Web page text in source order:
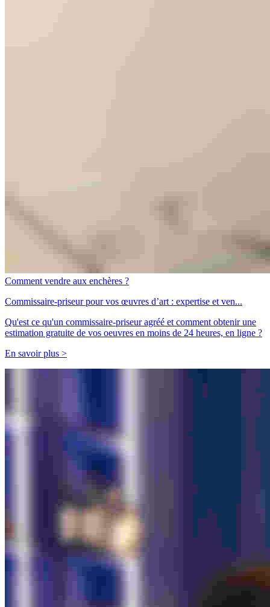
Comment vendre aux enchères ?
Commissaire-priseur pour vos œuvres d’art : expertise et ven...
Qu'est ce qu'un commissaire-priseur agréé et comment obtenir une
estimation gratuite de vos oeuvres en moins de 24 heures, en ligne ?
En savoir plus >